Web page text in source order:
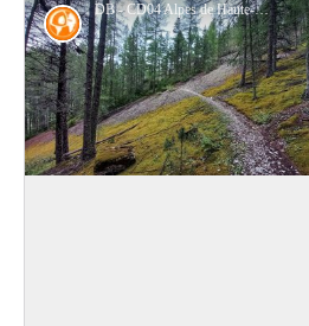
DB - CD04 Alpes de Haute-Provence
Histoire